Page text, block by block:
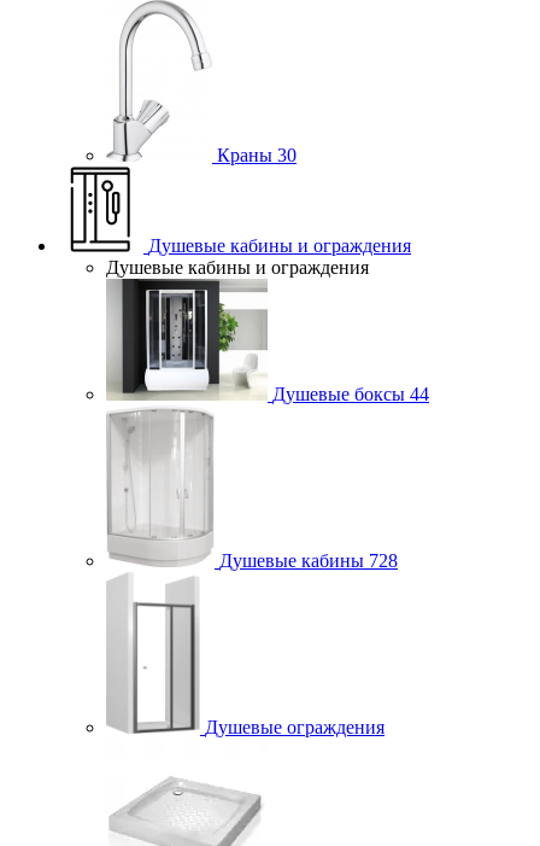
Краны 30
Душевые кабины и ограждения
Душевые кабины и ограждения
Душевые боксы 44
Душевые кабины 728
Душевые ограждения